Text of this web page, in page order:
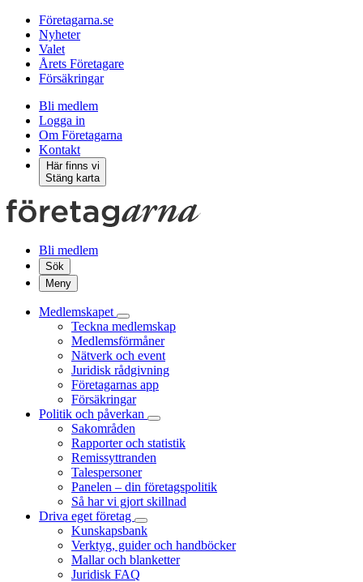
Företagarna.se
Nyheter
Valet
Årets Företagare
Försäkringar
Bli medlem
Logga in
Om Företagarna
Kontakt
Här finns vi
Stäng karta
Bli medlem
Sök
Meny
Medlemskapet
Teckna medlemskap
Medlemsförmåner
Nätverk och event
Juridisk rådgivning
Företagarnas app
Försäkringar
Politik och påverkan
Sakområden
Rapporter och statistik
Remissyttranden
Talespersoner
Panelen – din företagspolitik
Så har vi gjort skillnad
Driva eget företag
Kunskapsbank
Verktyg, guider och handböcker
Mallar och blanketter
Juridisk FAQ